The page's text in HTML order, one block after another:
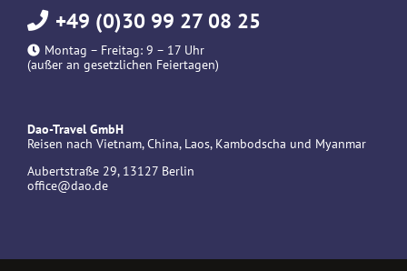
+49 (0)30 99 27 08 25
Montag – Freitag: 9 – 17 Uhr
(außer an gesetzlichen Feiertagen)
Dao-Travel GmbH
Reisen nach Vietnam, China, Laos, Kambodscha und Myanmar
Aubertstraße 29, 13127 Berlin
office@dao.de